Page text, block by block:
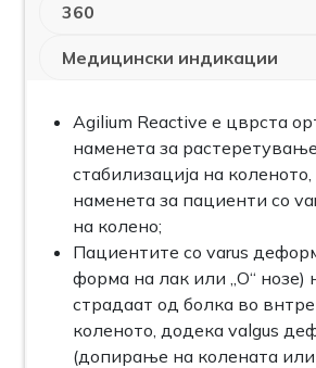
360
Медицински индикации
Agilium Reactive e цврста
наменета за
стабилизација на
наменета за пациенти со
на колено;
Пациентите со varus
форма на лак или ,,О“ нозе)
страдаат од болка во
коленото, додека valgus
(допирање на колената или